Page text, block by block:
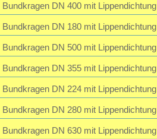
Bundkragen DN 400 mit Lippendichtung
Bundkragen DN 180 mit Lippendichtung
Bundkragen DN 500 mit Lippendichtung
Bundkragen DN 355 mit Lippendichtung
Bundkragen DN 224 mit Lippendichtung
Bundkragen DN 280 mit Lippendichtung
Bundkragen DN 630 mit Lippendichtung